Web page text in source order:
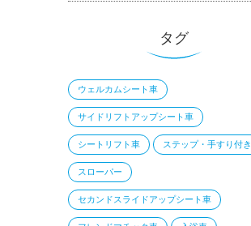
タグ
ウェルカムシート車
サイドリフトアップシート車
シートリフト車 ステップ・手すり付き
スローパー
セカンドスライドアップシート車